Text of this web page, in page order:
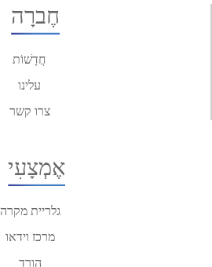
חֶברָה
חֲדָשׁוֹת
עלינו
צרו קשר
אֶמְצָעִי
גלריית מקרה
מרכז וידאו
הורד